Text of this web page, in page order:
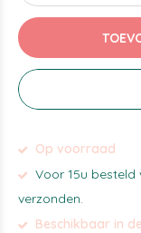
Op voorraad
Voor 15u
verzonden.
Beschikbaar in